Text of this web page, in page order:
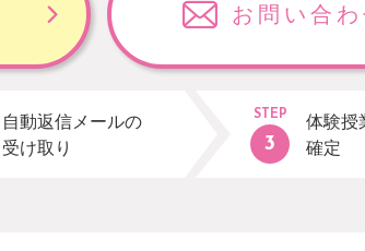
お問い合わ
自動返信メールの
受け取り
STEP
体験授
確定